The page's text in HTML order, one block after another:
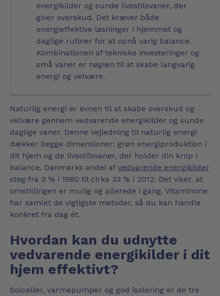
energikilder og sunde livsstilsvaner, der
giver overskud. Det kræver både
energieffektive løsninger i hjemmet og
daglige rutiner for at opnå varig balance.
Kombinationen af tekniske investeringer og
små vaner er nøglen til at skabe langvarig
energi og velvære.
Naturlig energi er evnen til at skabe overskud og
velvære gennem vedvarende energikilder og sunde
daglige vaner. Denne vejledning til naturlig energi
dækker begge dimensioner: grøn energiproduktion i
dit hjem og de livsstilsvaner, der holder din krop i
balance. Danmarks andel af vedvarende energikilder
steg fra 3 % i 1980 til cirka 33 % i 2012. Det viser, at
omstillingen er mulig og allerede i gang. Vitaminone
har samlet de vigtigste metoder, så du kan handle
konkret fra dag ét.
Hvordan kan du udnytte
vedvarende energikilder i dit
hjem effektivt?
Solceller, varmepumper og god isolering er de tre